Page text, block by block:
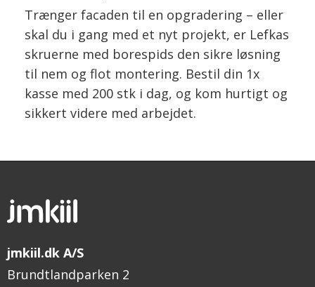
Trænger facaden til en opgradering – eller
skal du i gang med et nyt projekt, er Lefkas
skruerne med borespids den sikre løsning
til nem og flot montering. Bestil din 1x
kasse med 200 stk i dag, og kom hurtigt og
sikkert videre med arbejdet.
jmkiil.dk A/S
Brundtlandparken 2